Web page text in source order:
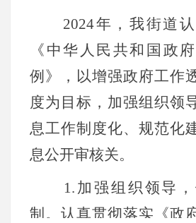
2024年，我街道认
《中华人民共和国政
例》，以增强政府工作
度为目标，加强组织领
息工作制度化、规范化
息公开审核关。
1.加强组织领导，
制。认真贯彻落实《政